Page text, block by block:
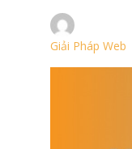
Giải Pháp Web